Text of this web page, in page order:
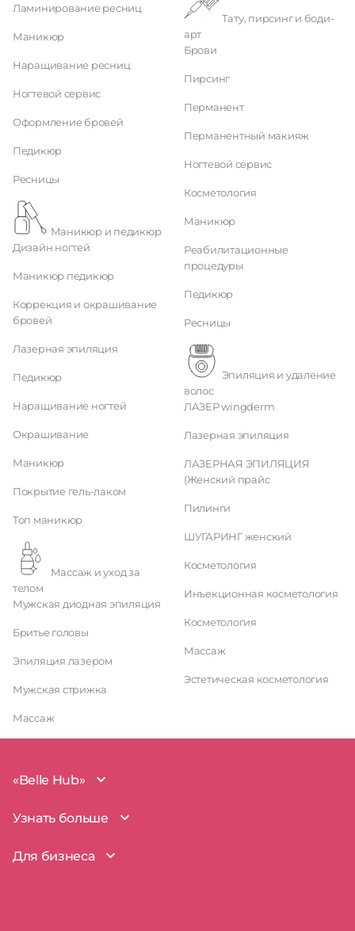
Ламинирование ресниц
Маникюр
Наращивание ресниц
Ногтевой сервис
Оформление бровей
Педикюр
Ресницы
Маникюр и педикюр
Дизайн ногтей
Маникюр педикюр
Коррекция и окрашивание
бровей
Лазерная эпиляция
Педикюр
Наращивание ногтей
Окрашивание
Маникюр
Покрытие гель-лаком
Топ маникюр
телом
Мужская диодная эпиляция
Бритье головы
Эпиляция лазером
Мужская стрижка
Массаж
арт
Брови
Пирсинг
Перманент
Перманентный макияж
Ногтевой сервис
Косметология
Маникюр
Реабилитационные
процедуры
Педикюр
Ресницы
волос
ЛАЗЕР wingderm
Лазерная эпиляция
ЛАЗЕРНАЯ ЭПИЛЯЦИЯ
(Женский прайс
Пилинги
ШУГАРИНГ женский
Косметология
Инъекционная косметология
Косметология
Массаж
Эстетическая косметология
«Belle Hub»
О проекте
Наша команда
Узнать больше
BelleHub для вас
Для бизнеса